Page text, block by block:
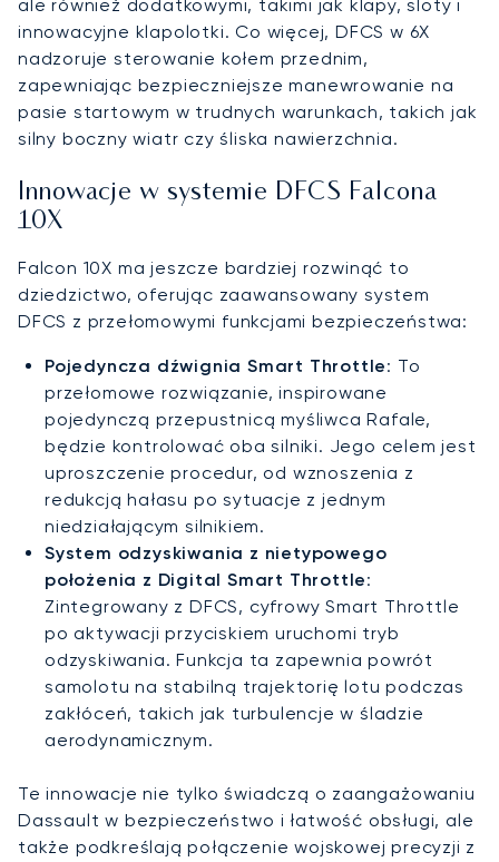
ale również dodatkowymi, takimi jak klapy, sloty i
innowacyjne klapolotki. Co więcej, DFCS w 6X
nadzoruje sterowanie kołem przednim,
zapewniając bezpieczniejsze manewrowanie na
pasie startowym w trudnych warunkach, takich jak
silny boczny wiatr czy śliska nawierzchnia.
Innowacje w systemie DFCS Falcona
10X
Falcon 10X ma jeszcze bardziej rozwinąć to
dziedzictwo, oferując zaawansowany system
DFCS z przełomowymi funkcjami bezpieczeństwa:
Pojedyncza dźwignia Smart Throttle: To
przełomowe rozwiązanie, inspirowane
pojedynczą przepustnicą myśliwca Rafale,
będzie kontrolować oba silniki. Jego celem jest
uproszczenie procedur, od wznoszenia z
redukcją hałasu po sytuacje z jednym
niedziałającym silnikiem.
System odzyskiwania z nietypowego
położenia z Digital Smart Throttle:
Zintegrowany z DFCS, cyfrowy Smart Throttle
po aktywacji przyciskiem uruchomi tryb
odzyskiwania. Funkcja ta zapewnia powrót
samolotu na stabilną trajektorię lotu podczas
zakłóceń, takich jak turbulencje w śladzie
aerodynamicznym.
Te innowacje nie tylko świadczą o zaangażowaniu
Dassault w bezpieczeństwo i łatwość obsługi, ale
także podkreślają połączenie wojskowej precyzji z